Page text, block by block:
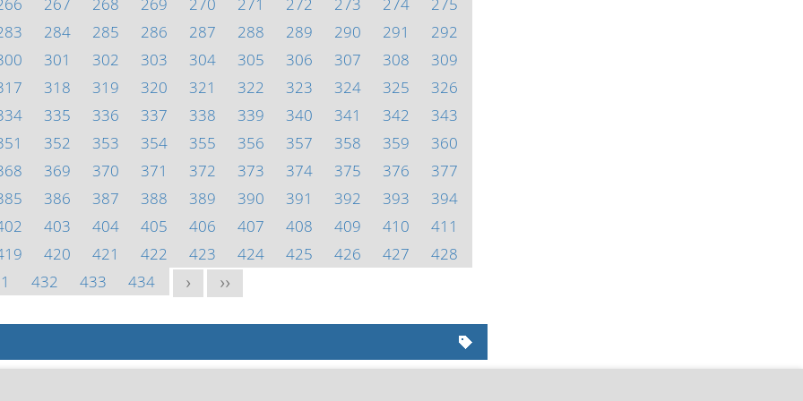
284 285 286 287 288 289 290 291
292
301 302 303 304 305 306 307 308
309
318 319 320 321 322 323 324 325
326
335 336 337 338 339 340 341 342
343
352 353 354 355 356 357 358 359
360
369 370 371 372 373 374 375 376
377
386 387 388 389 390 391 392 393
394
403 404 405 406 407 408 409 410
411
420 421 422 423 424 425 426 427
428
432 433 434 > >>